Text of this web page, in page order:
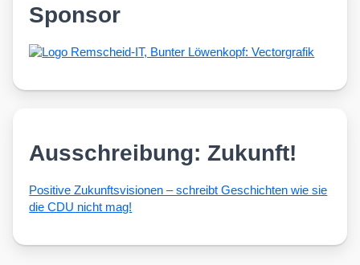
Sponsor
Ausschreibung: Zukunft!
Posi­ti­ve Zukunfts­vi­sio­nen – schreibt Geschich­ten wie sie
die CDU nicht mag!